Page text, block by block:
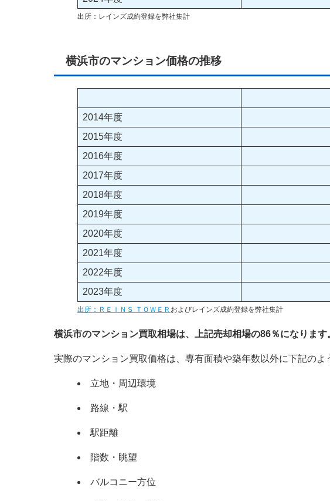
出所：レインズ成約登録を弊社集計
横浜市のマンション価格の推移
2014年度
2015年度
2016年度
2017年度
2018年度
2019年度
2020年度
2021年度
2022年度
2023年度
出所：ＲＥＩＮＳ ＴＯＷＥＲ およびレインズ成約登録を弊社集計
横浜市のマンション買取相場は、上記売却相場の86％になります
実際のマンション買取価格は、専有面積や築年数以外に下記の
立地・周辺環境
路線・駅
駅距離
階数・眺望
バルコニー方位